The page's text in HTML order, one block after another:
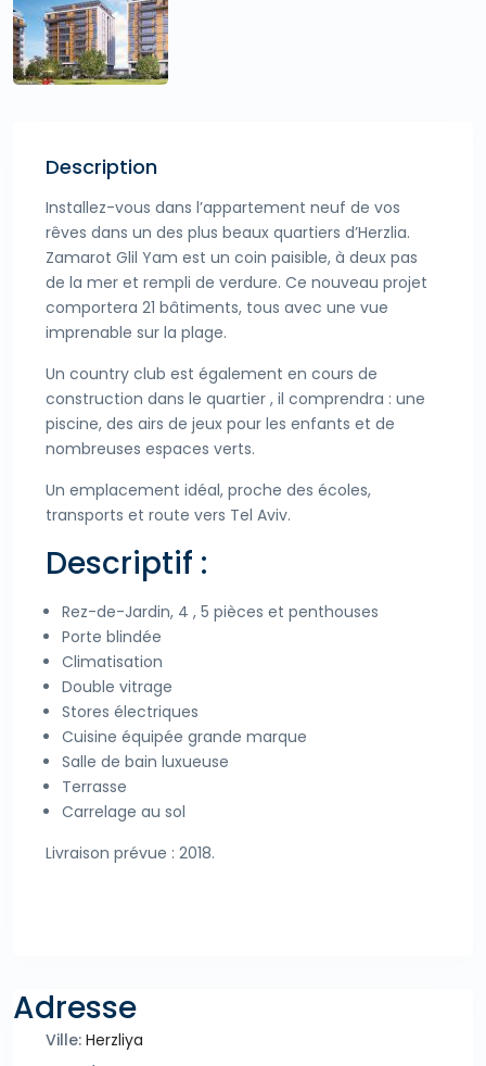
Description
Installez-vous dans l’appartement neuf de vos
rêves dans un des plus beaux quartiers d’Herzlia.
Zamarot Glil Yam est un coin paisible, à deux pas
de la mer et rempli de verdure. Ce nouveau projet
comportera 21 bâtiments, tous avec une vue
imprenable sur la plage.
Un country club est également en cours de
construction dans le quartier , il comprendra : une
piscine, des airs de jeux pour les enfants et de
nombreuses espaces verts.
Un emplacement idéal, proche des écoles,
transports et route vers Tel Aviv.
Descriptif :
Rez-de-Jardin, 4 , 5 pièces et penthouses
Porte blindée
Climatisation
Double vitrage
Stores électriques
Cuisine équipée grande marque
Salle de bain luxueuse
Terrasse
Carrelage au sol
Livraison prévue : 2018.
Adresse
Ville: Herzliya